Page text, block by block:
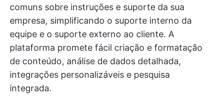
comuns sobre instruções e suporte da sua
empresa, simplificando o suporte interno da
equipe e o suporte externo ao cliente. A
plataforma promete fácil criação e formatação
de conteúdo, análise de dados detalhada,
integrações personalizáveis e pesquisa
integrada.